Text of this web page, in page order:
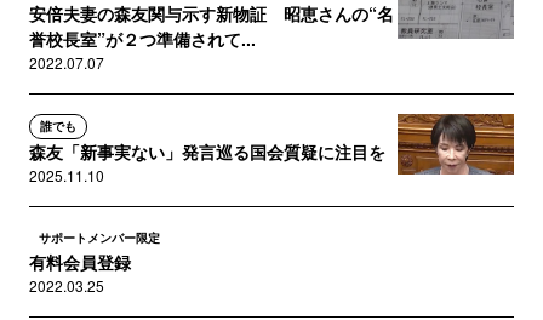
安倍夫妻の森友関与示す新物証 昭恵さんの“名
誉校長室”が２つ準備されて...
2022.07.07
誰でも
森友「新事実ない」発言巡る国会質疑に注目を
2025.11.10
サポートメンバー限定
有料会員登録
2022.03.25